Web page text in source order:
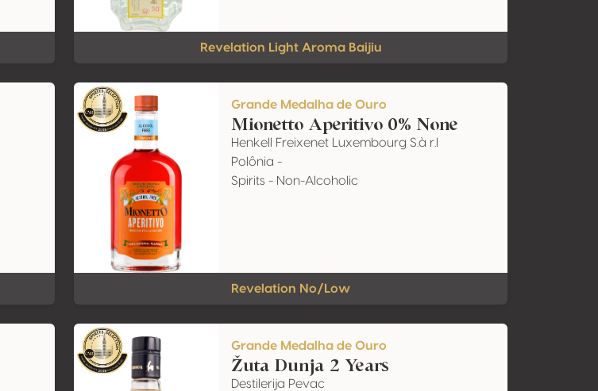
Revelation Light Aroma Baijiu
Grande Medalha de Ouro
Mionetto Aperitivo 0% None
Henkell Freixenet Luxembourg S.à r.l
Polônia -
Spirits - Non-Alcoholic
Revelation No/Low
Grande Medalha de Ouro
Žuta Dunja 2 Years
Destilerija Pevac